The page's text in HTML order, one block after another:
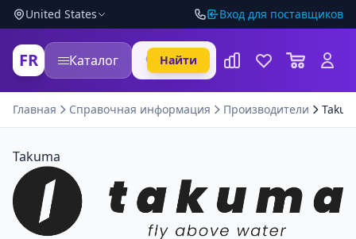
United States Вход для поставщиков
FR Каталог Найти
Главная Справочная информация Производители
Takuma